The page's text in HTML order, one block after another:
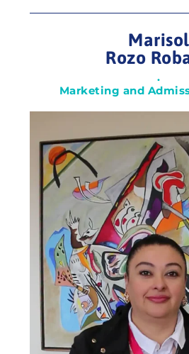
Marisol
Rozo
.
Marketing and